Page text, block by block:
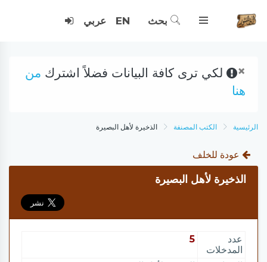
بحث EN عربي
× لكي ترى كافة البيانات فضلاً اشترك من
هنا
الرئيسية الكتب المصنفة الذخيرة لأهل البصيرة
عودة للخلف
الذخيرة لأهل البصيرة
عدد
المدخلات
5